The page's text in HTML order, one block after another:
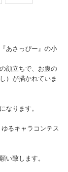
あさっぴー』の小
顔立ちで、お腹の
）が描かれていま
なります。
るキャラコンテス
い致します。